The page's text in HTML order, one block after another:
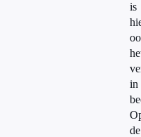
is
in
de